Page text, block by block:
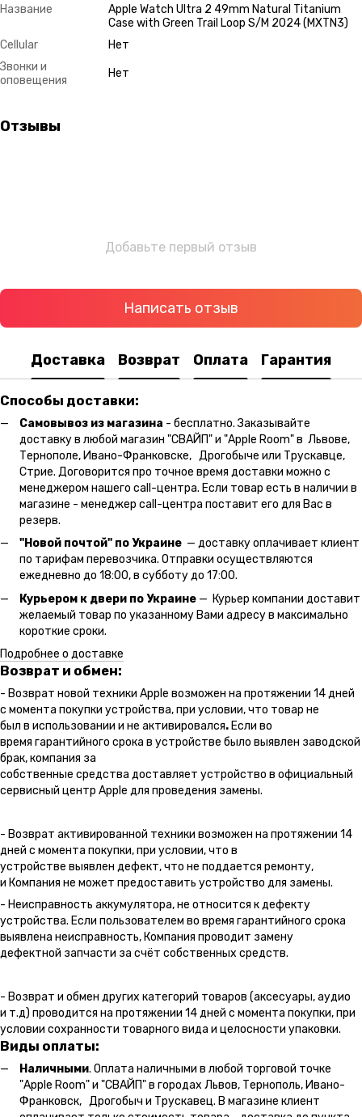
Название
Apple Watch Ultra 2 49mm Natural Titanium
Case with Green Trail Loop S/M 2024 (MXTN3)
Cellular
Нет
Звонки и
оповещения
Нет
Отзывы
Добавьте первый отзыв
Написать отзыв
Доставка Возврат Оплата Гарантия
Способы доставки:
Самовывоз из магазина - бесплатно. Заказывайте
доставку в любой магазин "СВАЙП" и "Apple Room" в Львове,
Тернополе, Ивано-Франковске, Дрогобыче или Трускавце,
Стрие. Договорится про точное время доставки можно с
менеджером нашего call-центра. Если товар есть в наличии в
магазине - менеджер call-центра поставит его для Вас в
резерв.
"Новой почтой" по Украине — доставку оплачивает клиент
по тарифам перевозчика. Отправки осуществляются
ежедневно до 18:00, в субботу до 17:00.
Курьером к двери по Украине — Курьер компании доставит
желаемый товар по указанному Вами адресу в максимально
короткие сроки.
Подробнее о доставке
Возврат и обмен:
- Возврат новой техники Apple возможен на протяжении 14 дней
с момента покупки устройства, при условии, что товар не
был в использовании и не активировался. Если во
время гарантийного срока в устройстве было выявлен заводской
брак, компания за
собственные средства доставляет устройство в официальный
сервисный центр Apple для проведения замены.
- Возврат активированной техники возможен на протяжении 14
дней с момента покупки, при условии, что в
устройстве выявлен дефект, что не поддается ремонту,
и Компания не может предоставить устройство для замены.
- Неисправность аккумулятора, не относится к дефекту
устройства. Если пользователем во время гарантийного срока
выявлена неисправность, Компания проводит замену
дефектной запчасти за счёт собственных средств.
- Возврат и обмен других категорий товаров (аксесуары, аудио
и т.д) проводится на протяжении 14 дней с момента покупки, при
условии сохранности товарного вида и целосности упаковки.
Виды оплаты:
Наличными. Оплата наличными в любой торговой точке
"Apple Room" и "СВАЙП" в городах Львов, Тернополь, Ивано-
Франковск, Дрогобыч и Трускавец. В магазине клиент